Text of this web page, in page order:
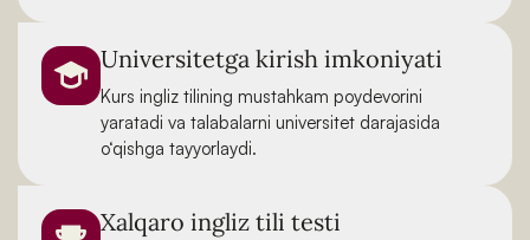
Universitetga kirish imkoniyati
Kurs ingliz tilining mustahkam poydevorini
yaratadi va talabalarni universitet darajasida
o‘qishga tayyorlaydi.
Xalqaro ingliz tili testi